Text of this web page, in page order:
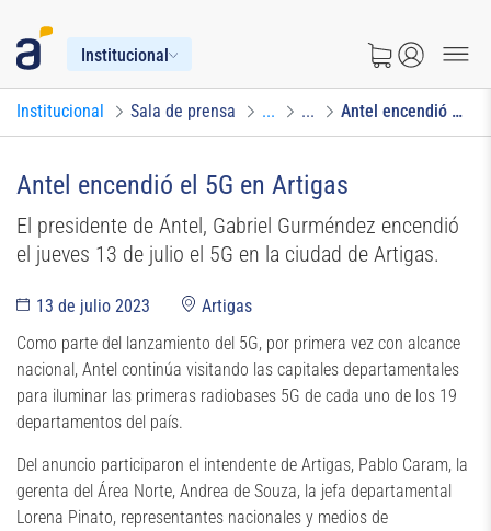
Institucional
Institucional Sala de prensa ... ... Antel encendió el 5G en Artigas
Antel encendió el 5G en Artigas
El presidente de Antel, Gabriel Gurméndez encendió
el jueves 13 de julio el 5G en la ciudad de Artigas.
13 de julio 2023
Artigas
Como parte del lanzamiento del 5G, por primera vez con alcance
nacional, Antel continúa visitando las capitales departamentales
para iluminar las primeras radiobases 5G de cada uno de los 19
departamentos del país.
Del anuncio participaron el intendente de Artigas, Pablo Caram, la
gerenta del Área Norte, Andrea de Souza, la jefa departamental
Lorena Pinato, representantes nacionales y medios de